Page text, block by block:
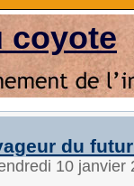
coyote
du
10 janvier